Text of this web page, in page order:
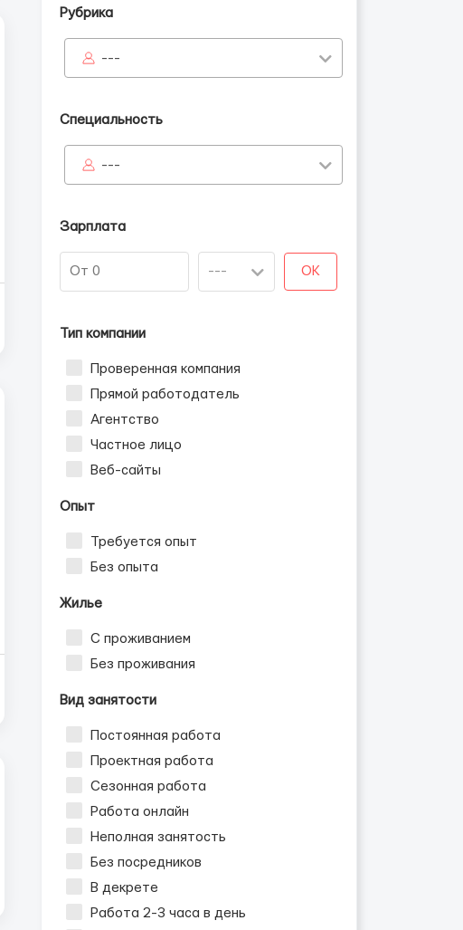
Рубрика
---
Специальность
---
Зарплата
OK
Тип компании
Проверенная компания
Прямой работодатель
Агентство
Частное лицо
Веб-сайты
Опыт
Требуется опыт
Без опыта
Жилье
С проживанием
Без проживания
Вид занятости
Постоянная работа
Проектная работа
Сезонная работа
Работа онлайн
Неполная занятость
Без посредников
В декрете
Работа 2-3 часа в день